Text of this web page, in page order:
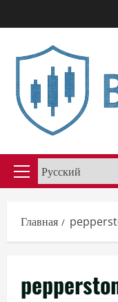
к
содержимому
Основное
Главная